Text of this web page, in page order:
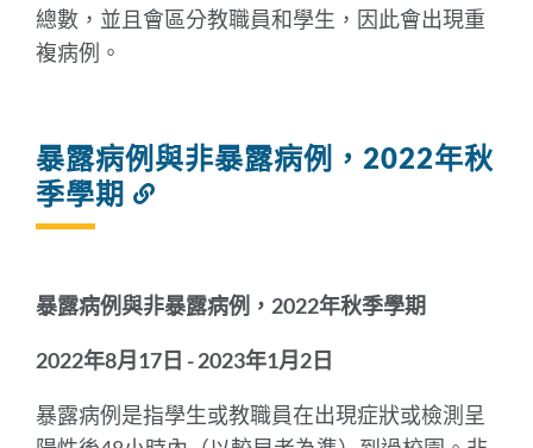
總數，並且會區分教職員和學生，因此會出現重
複病例。
暴露病例與非暴露病例，2022年秋
季學期
部
暴露病例與非暴露病例，2022年秋季學期
2022年8月17日 - 2023年1月2日
暴露病例是指學生或教職員在出現症狀或檢測呈